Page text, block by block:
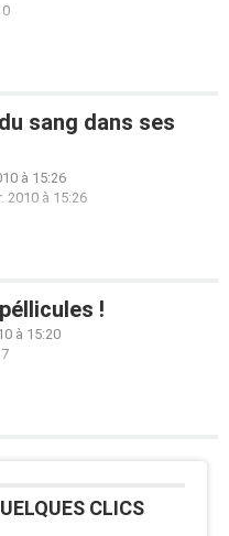
sang dans ses
à 15:26
2010 à 15:26
!
à 15:20
CLICS